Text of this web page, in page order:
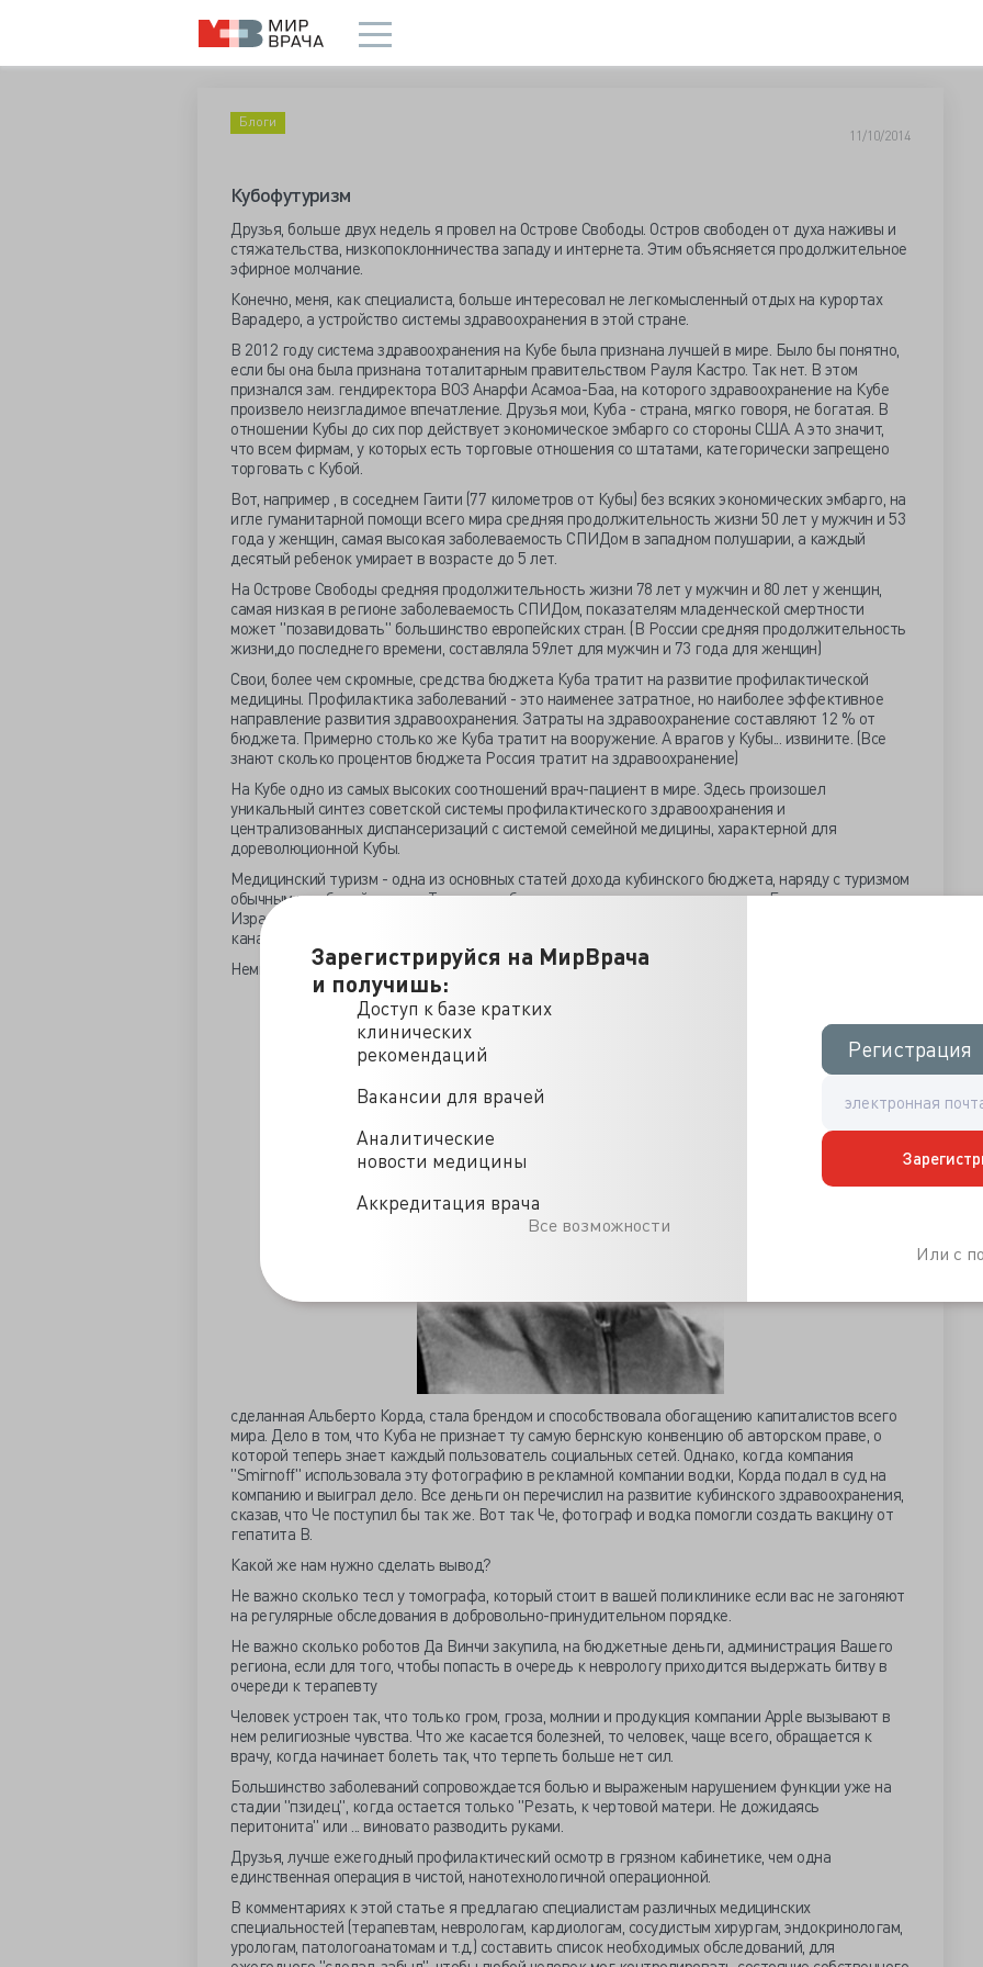
Зарегистрируйся на МирВрача
и получишь:
Доступ к базе кратких
клинических
рекомендаций
Вакансии для врачей
Аналитические
новости медицины
Аккредитация врача
Все возможности
Регистрация
Регистрация
Или с
Блоги
11/10/2014
Кубофутуризм
Друзья, больше двух недель я провел на Острове Свободы. Остров свободен от духа наживы и
стяжательства, низкопоклонничества западу и интернета. Этим объясняется продолжительное
эфирное молчание.
Конечно, меня, как специалиста, больше интересовал не легкомысленный отдых на курортах
Варадеро, а устройство системы здравоохранения в этой стране.
В 2012 году система здравоохранения на Кубе была признана лучшей в мире. Было бы понятно,
если бы она была признана тоталитарным правительством Рауля Кастро. Так нет. В этом
признался зам. гендиректора ВОЗ Анарфи Асамоа-Баа, на которого здравоохранение на Кубе
произвело неизгладимое впечатление. Друзья мои, Куба - страна, мягко говоря, не богатая. В
отношении Кубы до сих пор действует экономическое эмбарго со стороны США. А это значит,
что всем фирмам, у которых есть торговые отношения со штатами, категорически запрещено
торговать с Кубой.
Вот, например , в соседнем Гаити (77 километров от Кубы) без всяких экономических эмбарго, на
игле гуманитарной помощи всего мира средняя продолжительность жизни 50 лет у мужчин и 53
года у женщин, самая высокая заболеваемость СПИДом в западном полушарии, а каждый
десятый ребенок умирает в возрасте до 5 лет.
На Острове Свободы средняя продолжительность жизни 78 лет у мужчин и 80 лет у женщин,
самая низкая в регионе заболеваемость СПИДом, показателям младенческой смертности
может "позавидовать" большинство европейских стран. (В России средняя продолжительность
жизни,до последнего времени, составляла 59лет для мужчин и 73 года для женщин)
Свои, более чем скромные, средства бюджета Куба тратит на развитие профилактической
медицины. Профилактика заболеваний - это наименее затратное, но наиболее эффективное
направление развития здравоохранения. Затраты на здравоохранение составляют 12 % от
бюджета. Примерно столько же Куба тратит на вооружение. А врагов у Кубы... извините. (Все
знают сколько процентов бюджета Россия тратит на здравоохранение)
На Кубе одно из самых высоких соотношений врач-пациент в мире. Здесь произошел
уникальный синтез советской системы профилактического здравоохранения и
централизованных диспансеризаций с системой семейной медицины, характерной для
дореволюционной Кубы.
Медицинский туризм - одна из основных статей дохода кубинского бюджета, наряду с туризмом
обычным и добычей никеля. Так же как богатые россияне рвутся лечиться в Германию и
Израиль, так же рвутся на кубу все жители Латинской Америки, а, в последнее время, и многие
канадцы.
Немного отступлю от темы. Парадоксальным образом знаменитая фотография Че Гевары,
сделанная Альберто Корда, стала брендом и способствовала обогащению капиталистов всего
мира. Дело в том, что Куба не признает ту самую бернскую конвенцию об авторском праве, о
которой теперь знает каждый пользователь социальных сетей. Однако, когда компания
"Smirnoff" использовала эту фотографию в рекламной компании водки, Корда подал в суд на
компанию и выиграл дело. Все деньги он перечислил на развитие кубинского здравоохранения,
сказав, что Че поступил бы так же. Вот так Че, фотограф и водка помогли создать вакцину от
гепатита В.
Какой же нам нужно сделать вывод?
Не важно сколько тесл у томографа, который стоит в вашей поликлинике если вас не загоняют
на регулярные обследования в добровольно-принудительном порядке.
Не важно сколько роботов Да Винчи закупила, на бюджетные деньги, администрация Вашего
региона, если для того, чтобы попасть в очередь к неврологу приходится выдержать битву в
очереди к терапевту
Человек устроен так, что только гром, гроза, молнии и продукция компании Apple вызывают в
нем религиозные чувства. Что же касается болезней, то человек, чаще всего, обращается к
врачу, когда начинает болеть так, что терпеть больше нет сил.
Большинство заболеваний сопровождается болью и выраженым нарушением функции уже на
стадии "пзидец", когда остается только "Резать, к чертовой матери. Не дожидаясь
перитонита" или ... виновато разводить руками.
Друзья, лучше ежегодный профилактический осмотр в грязном кабинетике, чем одна
единственная операция в чистой, нанотехнологичной операционной.
В комментариях к этой статье я предлагаю специалистам различных медицинских
специальностей (терапевтам, неврологам, кардиологам, сосудистым хирургам, эндокринологам,
урологам, патологоанатомам и т.д.) составить список необходимых обследований, для